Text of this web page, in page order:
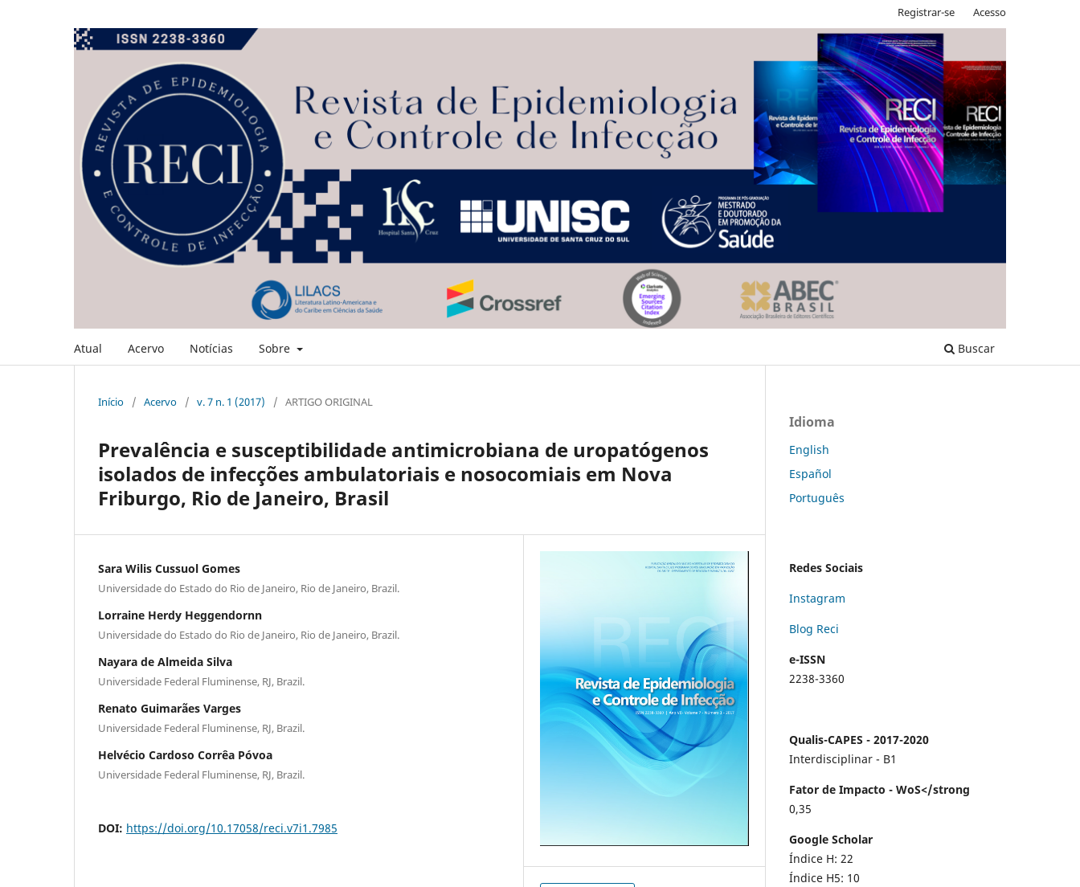
Atual Acervo Notícias Sobre Buscar
Registrar-se Acesso
Início / Acervo / v. 7 n. 1 (2017) / ARTIGO ORIGINAL
Prevalência e susceptibilidade antimicrobiana de uropatógenos
isolados de infecções ambulatoriais e nosocomiais em Nova
Friburgo, Rio de Janeiro, Brasil
Sara Wilis Cussuol Gomes
Universidade do Estado do Rio de Janeiro, Rio de Janeiro, Brazil.
Lorraine Herdy Heggendornn
Universidade do Estado do Rio de Janeiro, Rio de Janeiro, Brazil.
Nayara de Almeida Silva
Universidade Federal Fluminense, RJ, Brazil.
Renato Guimarães Varges
Universidade Federal Fluminense, RJ, Brazil.
Helvécio Cardoso Corrêa Póvoa
Universidade Federal Fluminense, RJ, Brazil.
DOI: https://doi.org/10.17058/reci.v7i1.7985
Idioma
English
Español
Português
Redes Sociais
Instagram
Blog Reci
e-ISSN
2238-3360
Qualis-CAPES - 2017-2020
Interdisciplinar - B1
Fator de Impacto - WoS</strong
0,35
Google Scholar
Índice H: 22
Índice H5: 10